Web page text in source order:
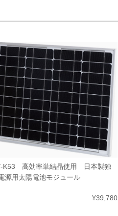
K53 高効率単結晶使用 日本製独
源用太陽電池モジュール
¥39,780